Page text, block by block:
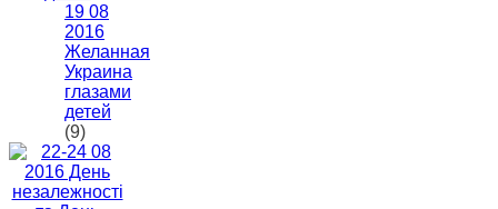
19 08
2016
Желанная
Украина
глазами
детей
(9)